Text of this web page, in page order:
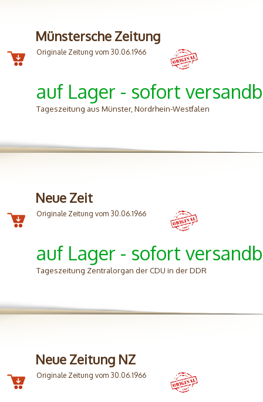
Münstersche Zeitung
Originale Zeitung vom 30.06.1966
auf Lager - sofort
Tageszeitung aus Münster, Nordrhein-Westfalen
Neue Zeit
Originale Zeitung vom 30.06.1966
auf Lager - sofort
Tageszeitung Zentralorgan der CDU in der DDR
Neue Zeitung NZ
Originale Zeitung vom 30.06.1966